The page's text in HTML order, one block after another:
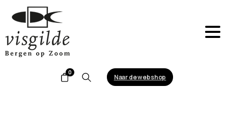
0
Search
Naar de webshop